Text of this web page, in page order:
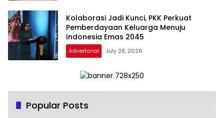
Kolaborasi Jadi Kunci, PKK Perkuat
Pemberdayaan Keluarga Menuju
Indonesia Emas 2045
Advertorial July 28, 2026
Popular Posts